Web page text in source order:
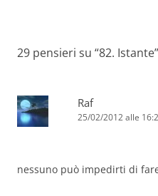
29 pensieri su “82. Istante”
Raf
25/02/2012 alle
nessuno può impedirti di